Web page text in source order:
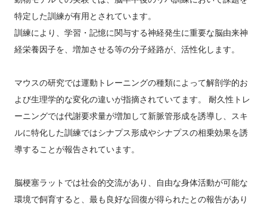
特定した訓練が有用とされています。
訓練により、学習・記憶に関与する神経発生に重要な脳由来神
経栄養因子を、増加させる等の分子経路が、活性化します。
マウスの研究では運動トレーニングの種類によって解剖学的お
よび生理学的な変化の違いが指摘されていてます。 耐久性トレ
ーニングでは代謝要求量が増加して新脈管形成を誘導し、スキ
ルに特化した訓練ではシナプス形成やシナプスの相乗効果を誘
導することが報告されています。
脳梗塞ラットでは社会的交流があり、自由な身体活動が可能な
環境で飼育すると、最も良好な回復が得られたとの報告があり